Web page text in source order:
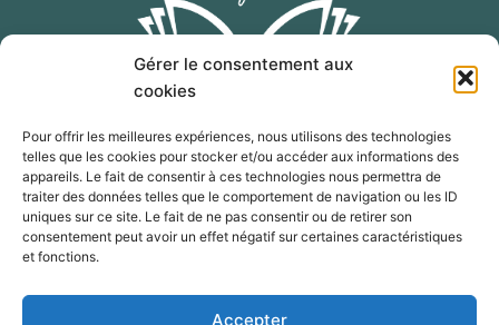
Gérer le consentement aux
cookies
Pour offrir les meilleures expériences, nous utilisons des technologies
telles que les cookies pour stocker et/ou accéder aux informations des
appareils. Le fait de consentir à ces technologies nous permettra de
traiter des données telles que le comportement de navigation ou les ID
uniques sur ce site. Le fait de ne pas consentir ou de retirer son
consentement peut avoir un effet négatif sur certaines caractéristiques
et fonctions.
Accepter
F
a
c
e
o
I
n
s
t
g
E
n
v
e
o
Télécharger l'affiche 2026